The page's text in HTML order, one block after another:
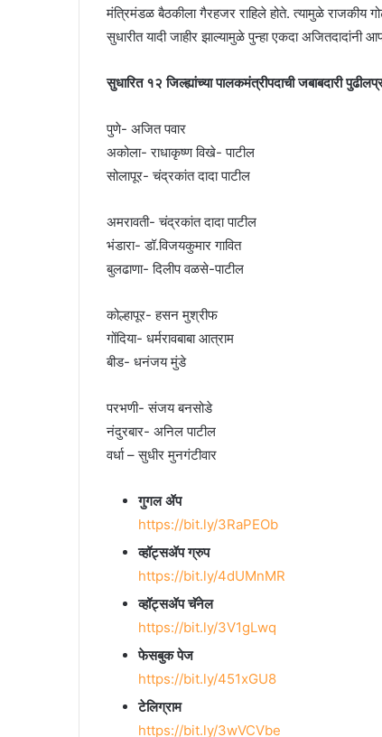
मंत्रिमंडळ बैठकीला गैरहजर राहिले होते. त्यामुळे राजकीय
सुधारीत यादी जाहीर झाल्यामुळे पुन्हा एकदा अजितदादांनी
सुधारित १२ जिल्ह्यांच्या पालकमंत्रीपदाची जबाबदारी
पुणे- अजित पवार
अकोला- राधाकृष्ण विखे- पाटील
सोलापूर- चंद्रकांत दादा पाटील
अमरावती- चंद्रकांत दादा पाटील
भंडारा- डॉ.विजयकुमार गावित
बुलढाणा- दिलीप वळसे-पाटील
कोल्हापूर- हसन मुश्रीफ
गोंदिया- धर्मरावबाबा आत्राम
बीड- धनंजय मुंडे
परभणी- संजय बनसोडे
नंदुरबार- अनिल पाटील
वर्धा – सुधीर मुनगंटीवार
गुगल ॲप
https://bit.ly/3RaPEOb
व्हॉट्सॲप ग्रुप
https://bit.ly/4dUMnMR
व्हॉट्सॲप चॅनेल
https://bit.ly/3V1gLwq
फेसबुक पेज
https://bit.ly/451xGU8
टेलिग्राम
https://bit.ly/3wVCVbe